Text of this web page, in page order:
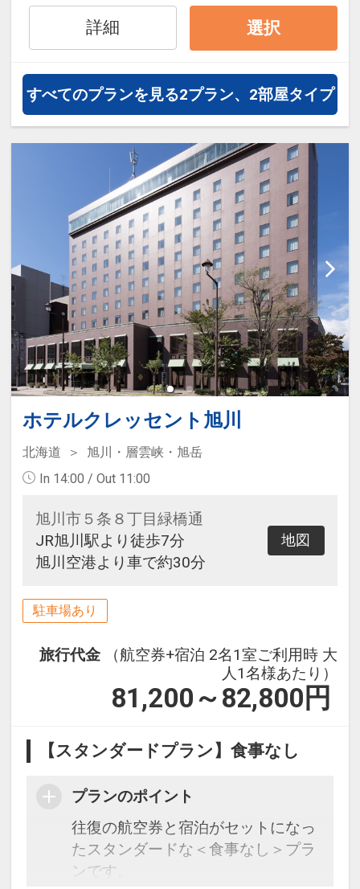
ル50%貯まります。
オプションでレンタカーや現地交
通・体験プランなどの追加（同時予
約）が可能なプランもございます。
詳細 選択
すべてのプランを見る2プラン、2部屋タイプ
ホテルクレッセント旭川
北海道
旭川・層雲峡・旭岳
In 14:00 / Out 11:00
旭川市５条８丁目緑橋通
JR旭川駅より徒歩7分
旭川空港より車で約30分
地図
駐車場あり
旅行代金
（航空券+宿泊 2名1室ご利用時 大
人1名様あたり）
81,200～82,800 円
【スタンダードプラン】食事なし
プランのポイント
往復の航空券と宿泊がセットになっ
たスタンダードな＜食事なし＞プラ
ンです。